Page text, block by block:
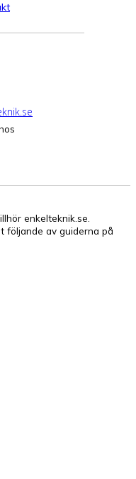
enkelteknik.se.
följande av guiderna på